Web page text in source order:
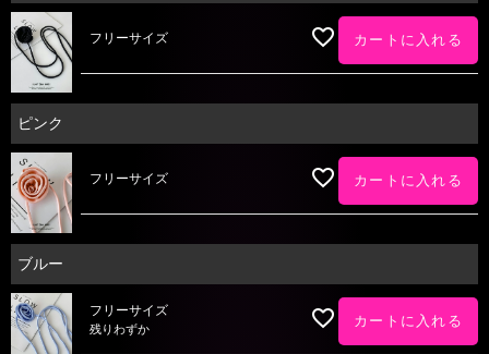
フリーサイズ カートに入れる
ピンク
フリーサイズ カートに入れる
ブルー
フリーサイズ
残りわずか カートに入れる